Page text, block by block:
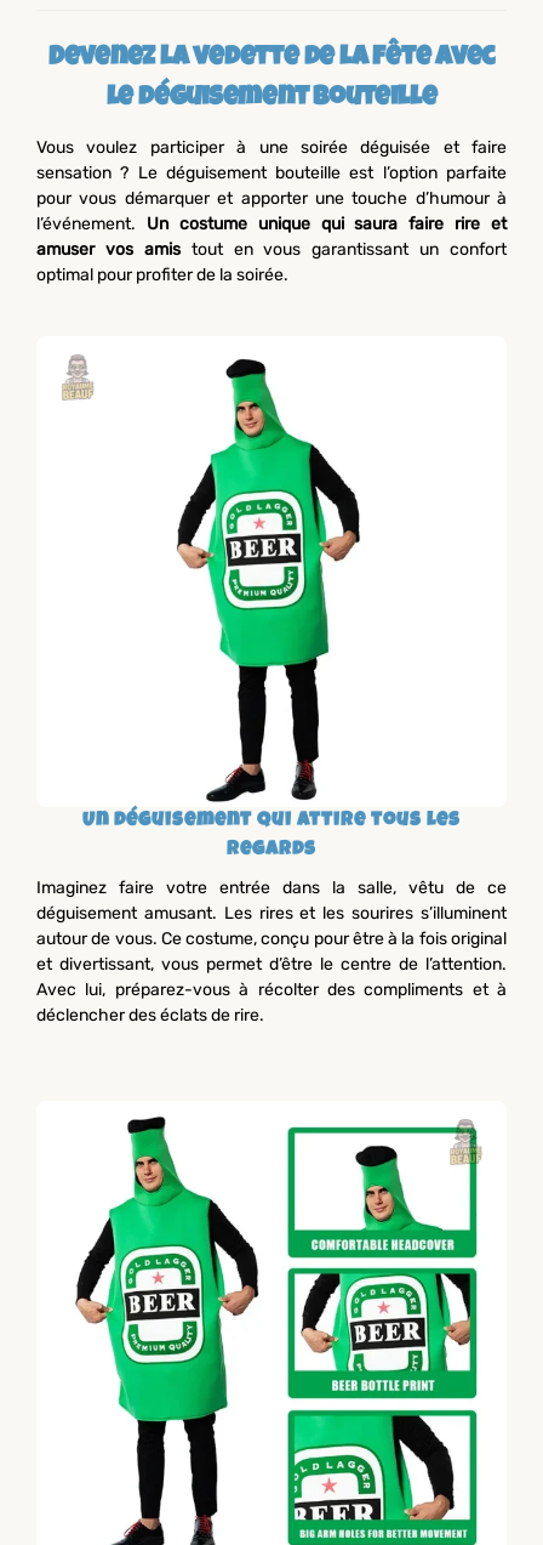
Devenez la vedette de la fête avec
le déguisement bouteille
Vous voulez participer à une soirée déguisée et faire
sensation ? Le déguisement bouteille est l’option parfaite
pour vous démarquer et apporter une touche d’humour à
l’événement. Un costume unique qui saura faire rire et
amuser vos amistout en vous garantissant un confort
optimal pour profiter de la soirée.
Un déguisement qui attire tous les
regards
Imaginez faire votre entrée dans la salle, vêtu de ce
déguisement amusant. Les rires et les sourires s’illuminent
autour de vous. Ce costume, conçu pour être à la fois original
et divertissant, vous permet d’être le centre de l’attention.
Avec lui, préparez-vous à récolter des compliments et à
déclencher des éclats de rire.